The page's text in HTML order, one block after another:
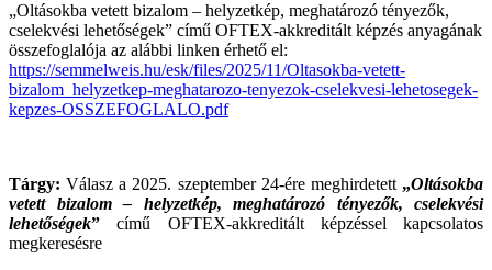
„Oltásokba vetett bizalom – helyzetkép, meghatározó tényezők,
cselekvési lehetőségek” című OFTEX-akkreditált képzés anyagának
összefoglalója az alábbi linken érhető el:
https://semmelweis.hu/esk/files/2025/11/Oltasokba-vetett-
bizalom_helyzetkep-meghatarozo-tenyezok-cselekvesi-lehetosegek-
kepzes-OSSZEFOGLALO.pdf
Tárgy: Válasz a 2025. szeptember 24-ére meghirdetett „Oltásokba
vetett bizalom – helyzetkép, meghatározó tényezők, cselekvési
lehetőségek” című OFTEX-akkreditált képzéssel kapcsolatos
megkeresésre